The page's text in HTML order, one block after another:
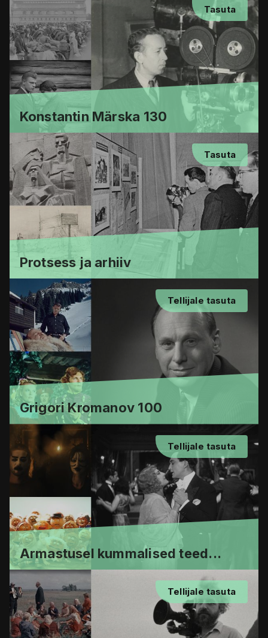
Tasuta
Konstantin Märska 130
Tasuta
Protsess ja arhiiv
Tellijale tasuta
Grigori Kromanov 100
Tellijale tasuta
Armastusel kummalised teed...
Tellijale tasuta